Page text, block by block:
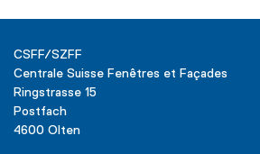
CSFF/SZFF
Centrale Suisse Fenêtres et Façades
Ringstrasse 15
Postfach
4600 Olten